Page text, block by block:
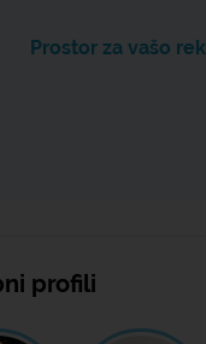
Prostor za vašo
profili